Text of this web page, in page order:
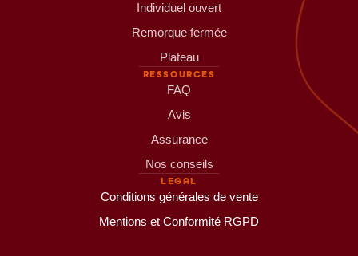
Individuel ouvert
Remorque fermée
Plateau
RESSOURCES
FAQ
Avis
Assurance
Nos conseils
LEGAL
Conditions générales de vente
Mentions et Conformité RGPD